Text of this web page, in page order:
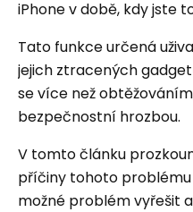
iPhone v době, kdy jste
Tato funkce určená
jejich ztracených
se více než
bezpečnostní hrozbou.
V tomto článku
příčiny tohoto
možné problém vyřešit